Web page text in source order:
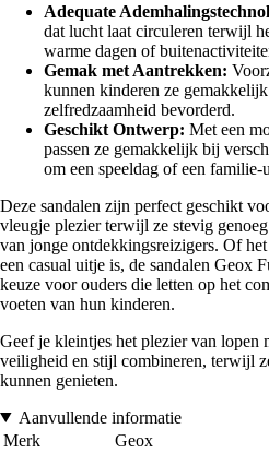
Adequate
dat lucht laat circuleren terwijl
warme dagen of
Gemak met Aantrekken:
kunnen kinderen ze
zelfredzaamheid bevorderd.
Geschikt Ontwerp: Met een
passen ze gemakkelijk bij
om een speeldag of een familie-
Deze sandalen zijn perfect geschikt
vleugje plezier terwijl ze stevig
van jonge ontdekkingsreizigers. Of
een casual uitje is, de sandalen Geox
keuze voor ouders die letten op het
voeten van hun kinderen.
Geef je kleintjes het plezier van lopen
veiligheid en stijl combineren, terwijl
kunnen genieten.
Aanvullende informatie
Merk
Geox